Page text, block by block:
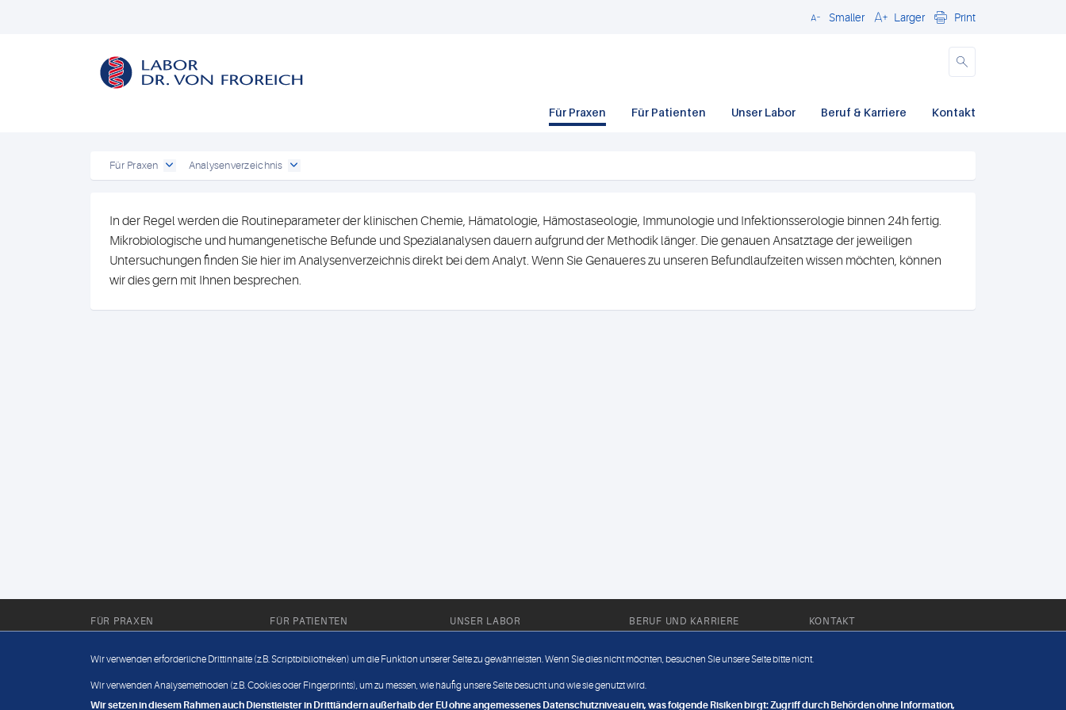
CloseSmaller Larger Print
Für Praxen Für Patienten Unser Labor Beruf & Karriere Kontakt
Für Praxen Analysenverzeichnis
In der Regel werden die Routineparameter der klinischen Chemie, Hämatologie, Hämostaseologie, Immunologie und Infektionsserologie binnen 24h fertig.
Mikrobiologische und humangenetische Befunde und Spezialanalysen dauern aufgrund der Methodik länger. Die genauen Ansatztage der jeweiligen
Untersuchungen finden Sie hier im Analysenverzeichnis direkt bei dem Analyt. Wenn Sie Genaueres zu unseren Befundlaufzeiten wissen möchten, können
wir dies gern mit Ihnen besprechen.
FÜR PRAXEN FÜR PATIENTEN UNSER LABOR
Außendienst
BERUF UND KARRIERE
Jobangebote
KONTAKT
Datenschutz
Wir verwenden erforderliche Drittinhalte (z.B. Scriptbibliotheken) um die Funktion unserer Seite zu gewährleisten. Wenn Sie dies nicht möchten, besuchen Sie unsere Seite bitte nicht.
Wir verwenden Analysemethoden (z.B. Cookies oder Fingerprints), um zu messen, wie häufig unsere Seite besucht und wie sie genutzt wird.
Wir setzen in diesem Rahmen auch Dienstleister in Drittländern außerhalb der EU ohne angemessenes Datenschutzniveau ein, was folgende Risiken birgt: Zugriff durch Behörden ohne Information,